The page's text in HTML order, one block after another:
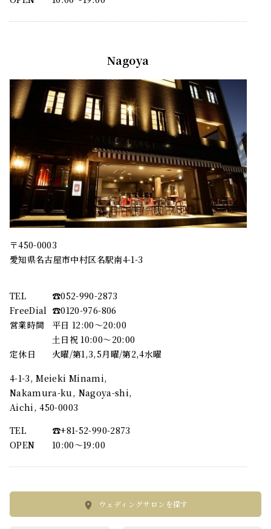
Nagoya
〒450-0003
愛知県名古屋市中村区名駅南4-1-3
TEL
☎︎052-990-2873
FreeDial ☎︎0120-976-806
営業時間
平日 12:00～20:00
土日祝 10:00～20:00
定休日
火曜/第1,3,5月曜/第2,4水曜
4-1-3, Meieki Minami,
Nakamura-ku, Nagoya-shi,
Aichi, 450-0003
TEL
☎︎+81-52-990-2873
OPEN
10:00〜19:00
ウェディングサロンを探す